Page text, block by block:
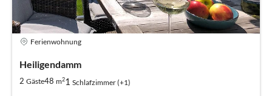
Ferienwohnung
Heiligendamm
2 Gäste48 m21 Schlafzimmer (+1)